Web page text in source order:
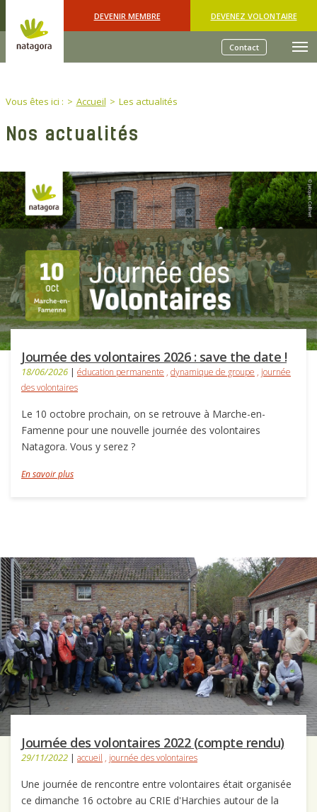
DEVENIR MEMBRE DEVENEZ VOLONTAIRE
Contact
You are here:
Vous êtes ici : Accueil Les actualités
Nos actualités
Journée des volontaires 2026 : save the date !
18/06/2026 | éducation permanente , dynamique de groupe , journée
des volontaires
Le 10 octobre prochain, on se retrouve à Marche-en-
Famenne pour une nouvelle journée des volontaires
Natagora. Vous y serez ?
En savoir plus
Journée des volontaires 2022 (compte rendu)
29/11/2022 | accueil , journée des volontaires
Une journée de rencontre entre volontaires était organisée
ce dimanche 16 octobre au CRIE d'Harchies autour de la